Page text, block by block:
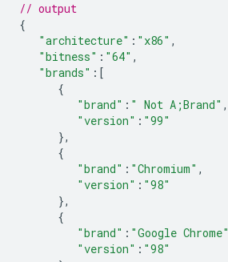
// output
{
"architecture" : "x86" ,
"bitness" : "64" ,
"brands" : [
{
"brand" : " Not A;Brand" ,
"version" : "99"
},
{
"brand" : "Chromium" ,
"version" : "98"
},
{
"brand" : "Google Chrome"
"version" : "98"